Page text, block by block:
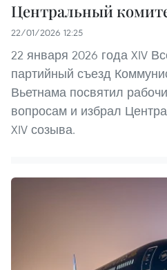
Центральный
22/01/2026 12:25
22 января 2026 года XIV
партийный съезд
Вьетнама посвятил
вопросам и избрал
XIV созыва.